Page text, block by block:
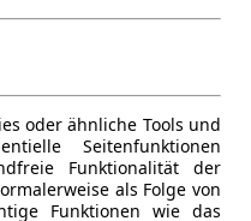
oder ähnliche Tools und
Seitenfunktionen
Funktionalität der
als Folge von
Funktionen wie das